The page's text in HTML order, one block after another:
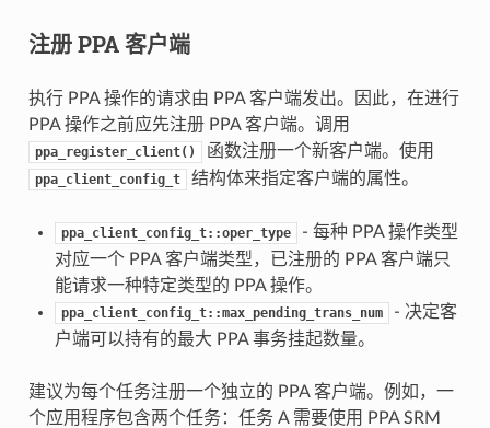
注册 PPA 客户端
执行 PPA 操作的请求由 PPA 客户端发出。因此，在进行
PPA 操作之前应先注册 PPA 客户端。调用
ppa_register_client() 函数注册一个新客户端。使用
ppa_client_config_t 结构体来指定客户端的属性。
ppa_client_config_t::oper_type
- 每种 PPA 操作类型
对应一个 PPA 客户端类型，已注册的 PPA 客户端只
能请求一种特定类型的 PPA 操作。
ppa_client_config_t::max_pending_trans_num
- 决定客
户端可以持有的最大 PPA 事务挂起数量。
建议为每个任务注册一个独立的 PPA 客户端。例如，一
个应用程序包含两个任务：任务 A 需要使用 PPA SRM